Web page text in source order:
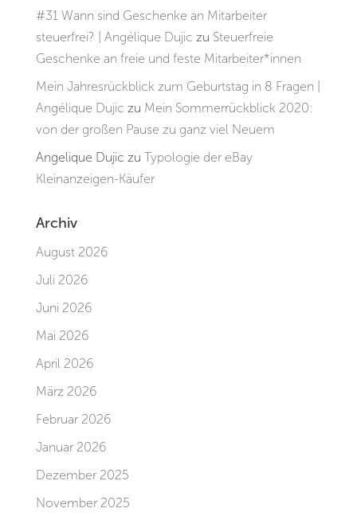
#31 Wann sind Geschenke an Mitarbeiter
steuerfrei? | Angélique Dujic zu Steuerfreie
Geschenke an freie und feste Mitarbeiter*innen
Mein Jahresrückblick zum Geburtstag in 8 Fragen |
Angélique Dujic zu Mein Sommerrückblick 2020:
von der großen Pause zu ganz viel Neuem
Angelique Dujic zu Typologie der eBay
Kleinanzeigen-Käufer
Archiv
August 2026
Juli 2026
Juni 2026
Mai 2026
April 2026
März 2026
Februar 2026
Januar 2026
Dezember 2025
November 2025